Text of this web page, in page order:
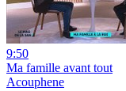
9:50
Ma famille avant tout
Acouphene